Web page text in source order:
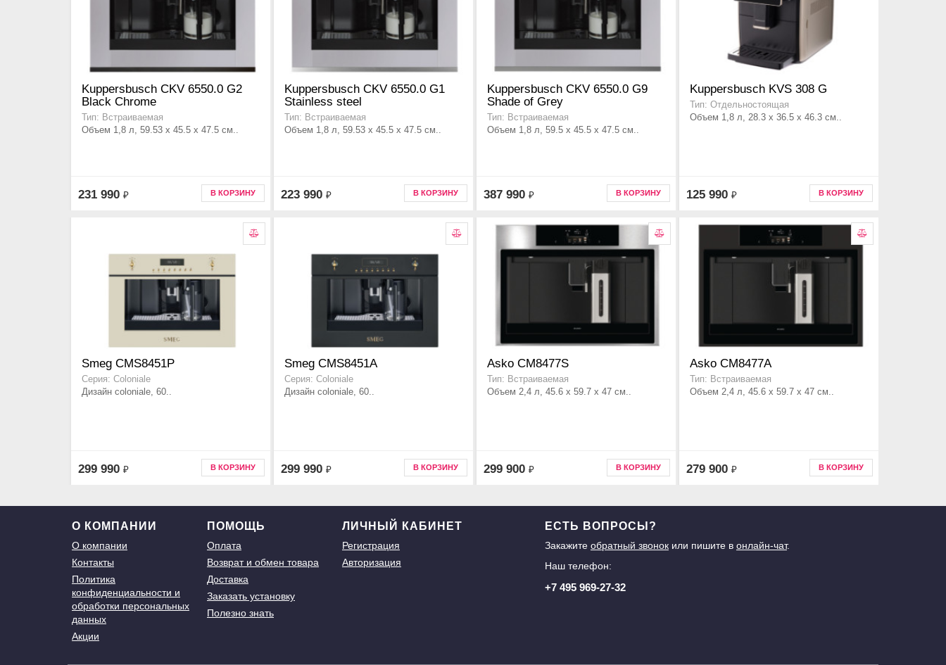
Kuppersbusch CKV 6550.0 G2
Black Chrome
Тип: Встраиваемая
Объем 1,8 л, 59.53 x 45.5 x 47.5 см..
231 990 ₽ В КОРЗИНУ
Kuppersbusch CKV 6550.0 G1
Stainless steel
Тип: Встраиваемая
Объем 1,8 л, 59.53 x 45.5 x 47.5 см..
223 990 ₽ В КОРЗИНУ
Kuppersbusch CKV 6550.0 G9
Shade of Grey
Тип: Встраиваемая
Объем 1,8 л, 59.5 x 45.5 x 47.5 см..
387 990 ₽ В КОРЗИНУ
Kuppersbusch KVS 308 G
Тип: Отдельностоящая
Объем 1,8 л, 28.3 x 36.5 x 46.3 см..
125 990 ₽ В КОРЗИНУ
Smeg CMS8451P
Серия: Coloniale
Дизайн coloniale, 60..
299 990 ₽ В КОРЗИНУ
Smeg CMS8451A
Серия: Coloniale
Дизайн coloniale, 60..
299 990 ₽ В КОРЗИНУ
Asko CM8477S
Тип: Встраиваемая
Объем 2,4 л, 45.6 x 59.7 x 47 см..
299 900 ₽ В КОРЗИНУ
Asko CM8477A
Тип: Встраиваемая
Объем 2,4 л, 45.6 x 59.7 x 47 см..
279 900 ₽ В КОРЗИНУ
О КОМПАНИИ
О компании
Контакты
Политика
конфиденциальности и
обработки персональных
данных
Акции
ПОМОЩЬ
Оплата
Возврат и обмен товара
Доставка
Заказать установку
Полезно знать
ЛИЧНЫЙ КАБИНЕТ
Регистрация
Авторизация
ЕСТЬ ВОПРОСЫ?
Закажите обратный звонокили пишите в онлайн-чат.
Наш телефон:
+7 495 969-27-32